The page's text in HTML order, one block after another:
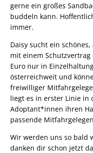
gerne ein großes
buddeln kann.
immer.
Daisy sucht ein
mit einem
Euro nur in
österreichweit und
freiwilliger
liegt es in erster Linie in
Adoptant*innen ihren
passende
Wir werden uns so bald
danken dir schon jetzt